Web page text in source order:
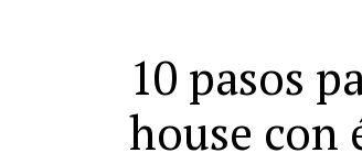
10 pasos
house con